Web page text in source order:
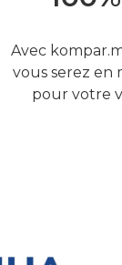
Avec
vous serez en
pour votre